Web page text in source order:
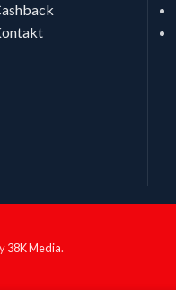
38K Media.